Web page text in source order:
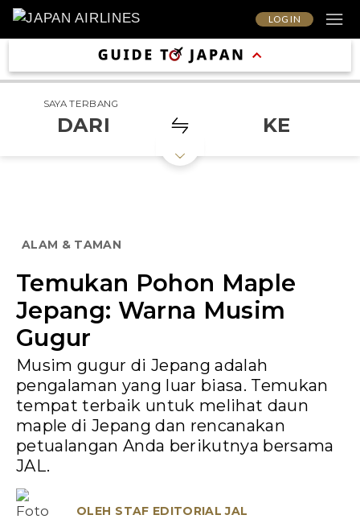
LOG IN
SAYA TERBANG
DARI KE
ALAM & TAMAN
Temukan Pohon Maple
Jepang: Warna Musim
Gugur
Musim gugur di Jepang adalah
pengalaman yang luar biasa. Temukan
tempat terbaik untuk melihat daun
maple di Jepang dan rencanakan
petualangan Anda berikutnya bersama
JAL.
OLEH STAF EDITORIAL JAL